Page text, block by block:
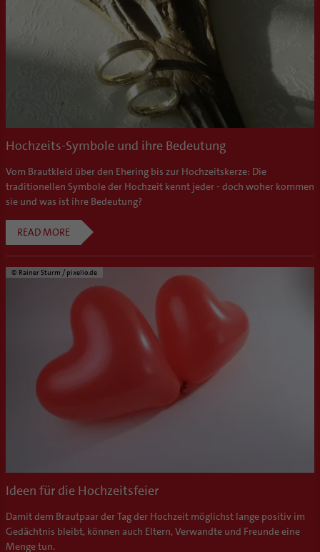
Hochzeits-Symbole und ihre Bedeutung
Vom Brautkleid über den Ehering bis zur Hochzeitskerze: Die
traditionellen Symbole der Hochzeit kennt jeder - doch woher kommen
sie und was ist ihre Bedeutung?
READ MORE
© Rainer Sturm / pixelio.de
Ideen für die Hochzeitsfeier
Damit dem Brautpaar der Tag der Hochzeit möglichst lange positiv im
Gedächtnis bleibt, können auch Eltern, Verwandte und Freunde eine
Menge tun.